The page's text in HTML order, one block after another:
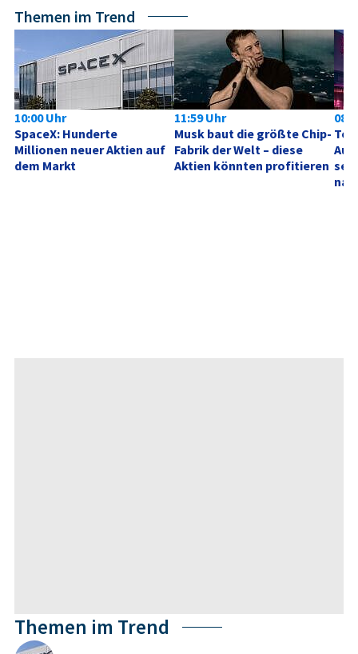
Themen im Trend
10:00 Uhr
SpaceX: Hunderte
Millionen neuer Aktien auf
dem Markt
11:59 Uhr
Musk baut die größte Chip-
Fabrik der Welt – diese
Aktien könnten profitieren
Themen im Trend